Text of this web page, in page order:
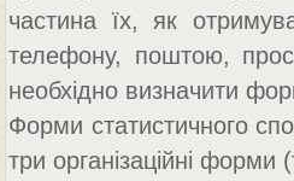
частина їх, як
телефону, поштою,
необхідно визначити
Форми статистичного
три організаційні